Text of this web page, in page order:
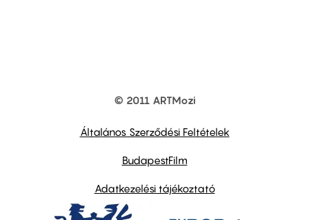
© 2011 ARTMozi
Általános Szerződési Feltételek
BudapestFilm
Adatkezelési tájékoztató